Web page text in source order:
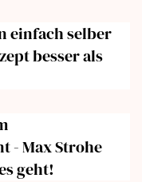
einfach selber
besser als
- Max Strohe
geht!